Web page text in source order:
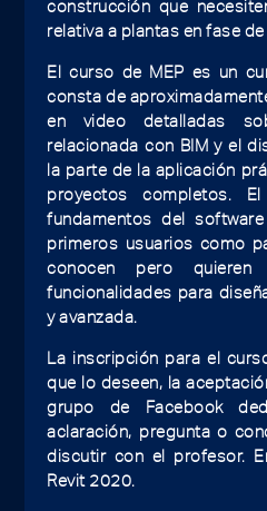
construcción que
relativa a plantas en fase
El curso de MEP es un
consta de
en video detalladas
relacionada con BIM y el
la parte de la aplicación
proyectos completos.
fundamentos del
primeros usuarios como
conocen pero
funcionalidades para
y avanzada.
La inscripción para el
que lo deseen, la
grupo de Facebook
aclaración, pregunta o
discutir con el profesor.
Revit 2020.